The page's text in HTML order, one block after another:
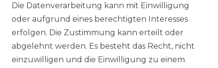
KONTAKT
Unsere Zahlungsmöglichkeiten
Die Datenverarbeitung kann mit Einwilligung
oder aufgrund eines berechtigten Interesses
erfolgen. Die Zustimmung kann erteilt oder
abgelehnt werden. Es besteht das Recht, nicht
einzuwilligen und die Einwilligung zu einem